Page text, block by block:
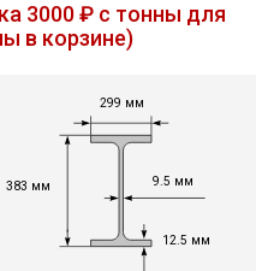
3000 ₽ с тонны для
в корзине)
383 мм
299 мм
9.5 мм
12.5 мм